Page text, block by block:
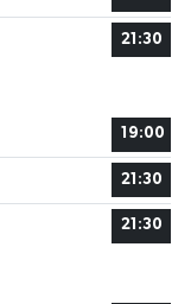
21:30
19:00
21:30
21:30